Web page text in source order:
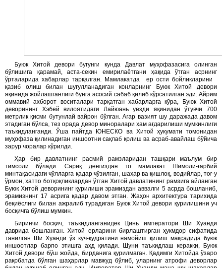
Буюк Хитой девори бугунги кунда Давлат муҳофазасига олинган
бўлишига қарамай, аста-секин емирилаётгани ҳақида ўтган асрнинг
ўрталарида хабарлар тарқалган. Мамлакатда ер ости бойликларини
қазиб олиш билан шуғулланадиган конларнинг Буюк Хитой девори
яқинида жойлашганлиги бунга асосий сабаб қилиб кўрсатилган эди. Айрим
оммавий ахборот воситалари тарқатган хабарларга кўра, Буюк Хитой
деворининг Хэбей вилоятидаги Лайюань уезди яқинидан ўтувчи 700
метрлик қисми бутунлай вайрон бўлган. Агар вазият шу даражада давом
этадиган бўлса, тез орада девор миноралари ҳам ағдарилиши мумкинлиги
таъкидланганди. Ўша пайтда ЮНЕСКО ва Хитой ҳукумати томонидан
муҳофаза қилинадиган иншоотни сақлаб қолиш ва асраб-авайлаш бўйича
зарур чоралар кўрилди.
Ҳар бир давлатнинг расмий рамзларидан ташқари маълум бир
тимсоли бўлади. Сариқ денгиздан то мамлакат Шимоли-ғарбий
минтақасидаги чўлларга қадар чўзилган, шаҳар ва қишлоқ, водийлар, тоғ-у
ўрмон, ҳатто ботқоқликлардан ўтган Хитой давлатининг рамзига айланган
Буюк Хитой деворининг қурилиши эрамиздан аввалги 5 асрда бошланиб,
эрамизнинг 17 асрига қадар давом этган. Жаҳон архитектура тарихида
беқиёслиги билан ажралиб турадиган Буюк Хитой девори қурилишини уч
босқичга бўлиш мумкин.
Биринчи босқич, таъкидланганидек Цинь императори Ши Хуанди
даврида бошланган. Хитой ерларини бирлаштирган ҳукмдор сифатида
танилган Ши Хуанди ўз куч-қудратини намойиш қилиш мақсадида буюк
иншоотлар барпо этишга аҳд қилади. Шуни таъкидлаш керакки, Буюк
Хитой девори бўш жойда, бирданига қурилмаган. Қадимги Хитойда ўзаро
рақобатда бўлган шаҳарлар мавжуд бўлиб, уларнинг атрофи деворлар